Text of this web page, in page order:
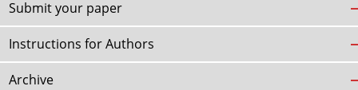
Submit your paper
Instructions for Authors
Archive